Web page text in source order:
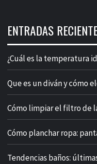
ENTRADAS
¿Cuál es la temperatura
Que es un diván y cómo
Cómo limpiar el filtro de
Cómo planchar ropa:
Tendencias baños: